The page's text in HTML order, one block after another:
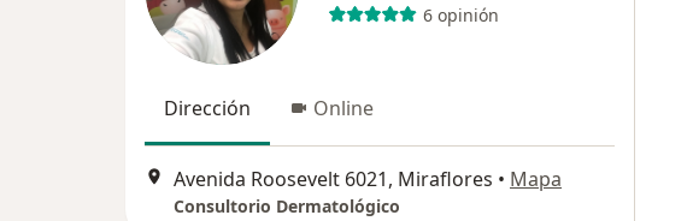
6 opinión
Dirección Online
Avenida Roosevelt 6021, Miraflores • Mapa
Consultorio Dermatológico